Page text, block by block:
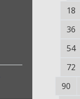
18
36
54
72
90